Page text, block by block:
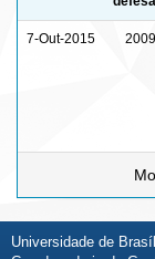
7-Out-2015 2009
Universidade de